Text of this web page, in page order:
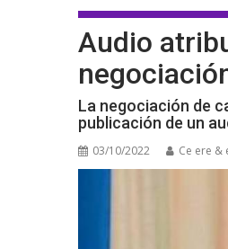
Audio
La negociación de
publicación de un
03/10/2022 Ce ere &